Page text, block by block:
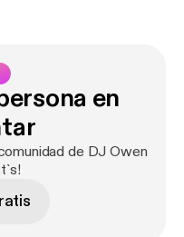
that have rocked
en
de DJ Owen